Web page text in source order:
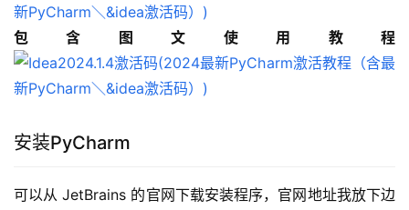
包含图文使用教程
安装PyCharm
可以从 JetBrains 的官网下载安装程序，官网地址我放下边